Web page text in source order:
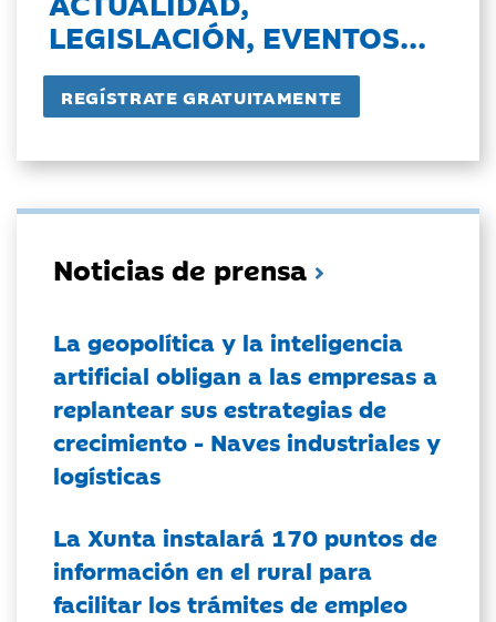
LEGISLACIÓN, EVENTOS...
Noticias de prensa
La geopolítica y la inteligencia
artificial obligan a las empresas a
replantear sus estrategias de
crecimiento - Naves industriales y
logísticas
La Xunta instalará 170 puntos de
información en el rural para
facilitar los trámites de empleo